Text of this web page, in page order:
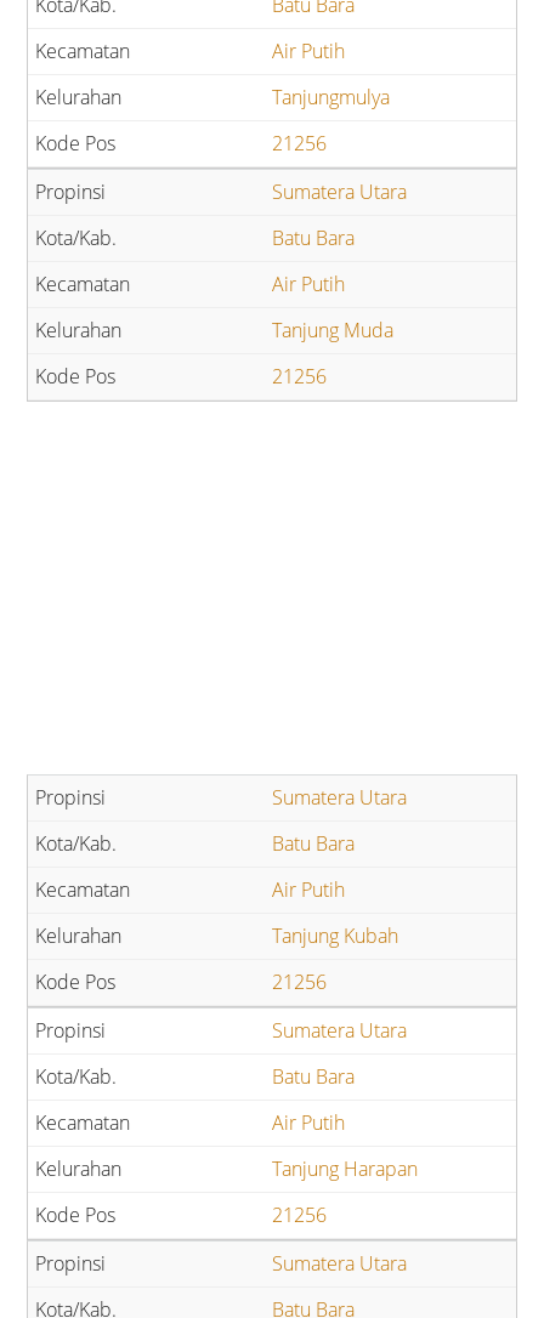
Air Putih
Tanjungmulya
21256
Sumatera Utara
Batu Bara
Air Putih
Tanjung Muda
21256
Sumatera Utara
Batu Bara
Air Putih
Tanjung Kubah
21256
Sumatera Utara
Batu Bara
Air Putih
Tanjung Harapan
21256
Sumatera Utara
Batu Bara